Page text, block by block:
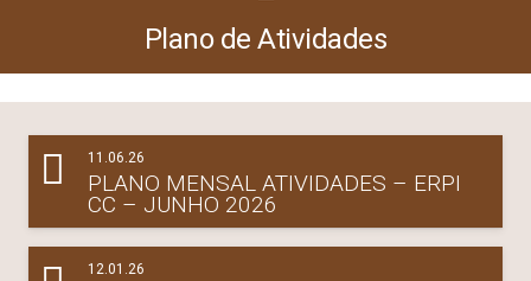
Plano de Atividades
11.06.26
PLANO MENSAL ATIVIDADES – ERPI
CC – JUNHO 2026
12.01.26